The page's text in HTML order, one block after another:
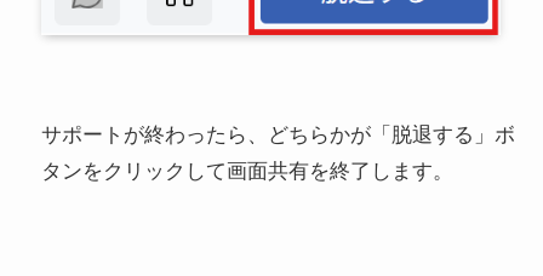
サポートが終わったら、どちらかが「脱退する」ボ
タンをクリックして画面共有を終了します。